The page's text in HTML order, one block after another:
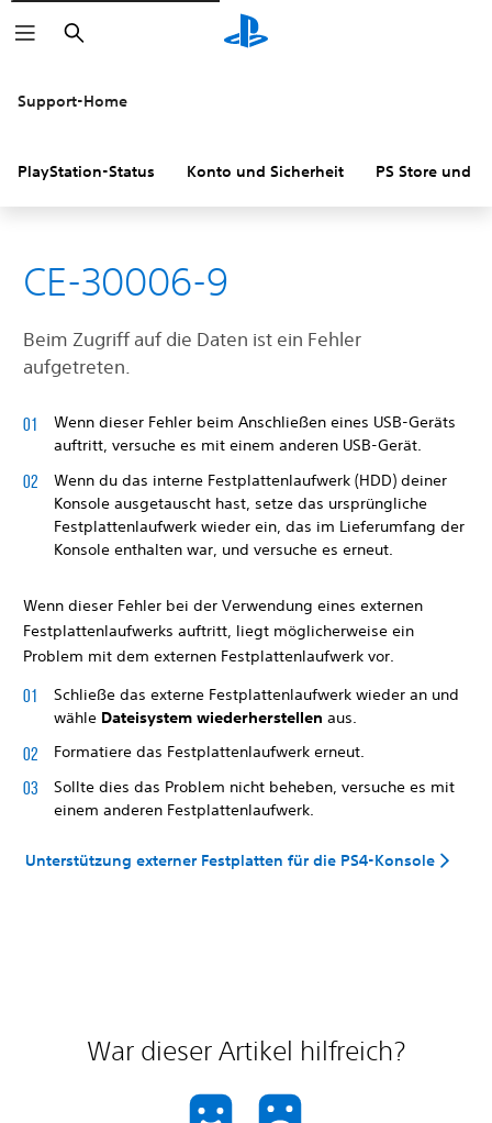
Suchen
Support-Home
PlayStation-Status Konto und Sicherheit PS Store und
CE-30006-9
Beim Zugriff auf die Daten ist ein Fehler
aufgetreten.
Wenn dieser Fehler beim Anschließen eines USB-Geräts
auftritt, versuche es mit einem anderen USB-Gerät.
Wenn du das interne Festplattenlaufwerk (HDD) deiner
Konsole ausgetauscht hast, setze das ursprüngliche
Festplattenlaufwerk wieder ein, das im Lieferumfang der
Konsole enthalten war, und versuche es erneut.
Wenn dieser Fehler bei der Verwendung eines externen
Festplattenlaufwerks auftritt, liegt möglicherweise ein
Problem mit dem externen Festplattenlaufwerk vor.
Schließe das externe Festplattenlaufwerk wieder an und
wähle Dateisystem wiederherstellen aus.
Formatiere das Festplattenlaufwerk erneut.
Sollte dies das Problem nicht beheben, versuche es mit
einem anderen Festplattenlaufwerk.
Unterstützung externer Festplatten für die PS4-Konsole
War dieser Artikel hilfreich?